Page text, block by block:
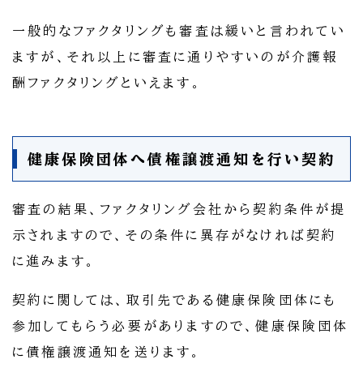
一般的なファクタリングも審査は緩いと言われてい
ますが、それ以上に審査に通りやすいのが介護報
酬ファクタリングといえます。
健康保険団体へ債権譲渡通知を行い契約
審査の結果、ファクタリング会社から契約条件が提
示されますので、その条件に異存がなければ契約
に進みます。
契約に関しては、取引先である健康保険団体にも
参加してもらう必要がありますので、健康保険団体
に債権譲渡通知を送ります。